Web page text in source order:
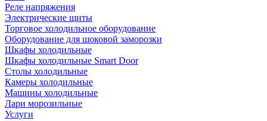
Реле напряжения
Электрические щиты
Торговое холодильное оборудование
Оборудование для шоковой заморозки
Шкафы холодильные
Шкафы холодильные Smart Door
Столы холодильные
Камеры холодильные
Машины холодильные
Лари морозильные
Услуги